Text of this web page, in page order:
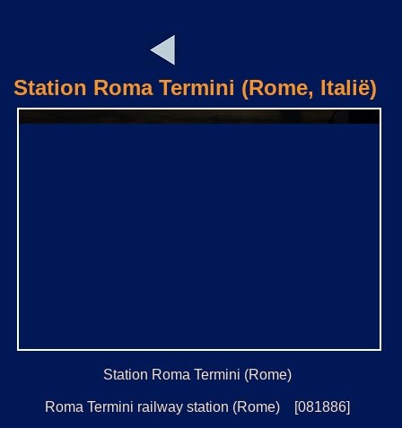
Station Roma Termini (Rome, Italië)
Station Roma Termini (Rome)
Roma Termini railway station (Rome) [081886]